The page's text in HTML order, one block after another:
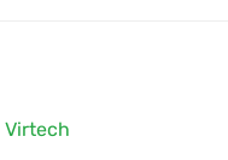
Virtech